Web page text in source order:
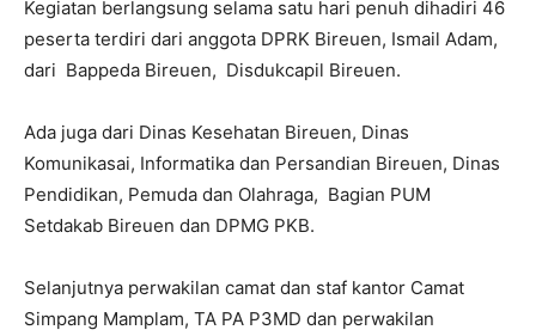
Kegiatan berlangsung selama satu hari penuh dihadiri 46
peserta terdiri dari anggota DPRK Bireuen, Ismail Adam,
dari Bappeda Bireuen, Disdukcapil Bireuen.
Ada juga dari Dinas Kesehatan Bireuen, Dinas
Komunikasai, Informatika dan Persandian Bireuen, Dinas
Pendidikan, Pemuda dan Olahraga, Bagian PUM
Setdakab Bireuen dan DPMG PKB.
Selanjutnya perwakilan camat dan staf kantor Camat
Simpang Mamplam, TA PA P3MD dan perwakilan